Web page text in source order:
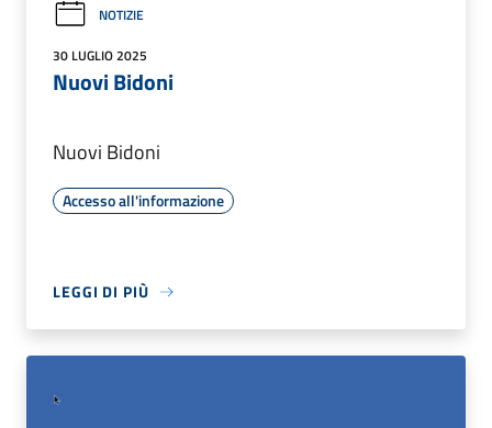
NOTIZIE
30 LUGLIO 2025
Nuovi Bidoni
Nuovi Bidoni
Accesso all'informazione
LEGGI DI PIÙ